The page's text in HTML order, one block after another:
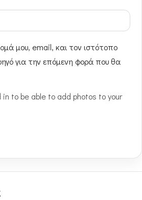
μου, email, και τον ιστότοπο
για την επόμενη φορά που θα
in to be able to add photos to your